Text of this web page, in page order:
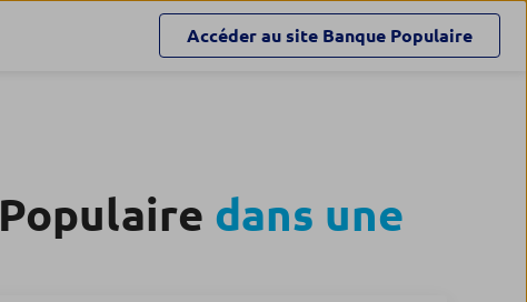
Accéder au site Banque Populaire
dans une